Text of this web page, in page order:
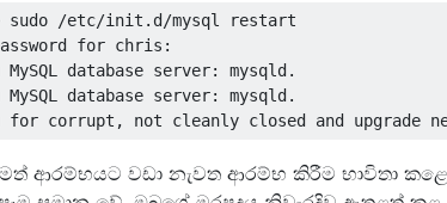
sudo /etc/init.d/mysql restart
for chris:
MySQL database server: mysqld.
database server: mysqld.
ආරම්භයට වඩා නැවත ආරම්භ කිරීම භාවිතා